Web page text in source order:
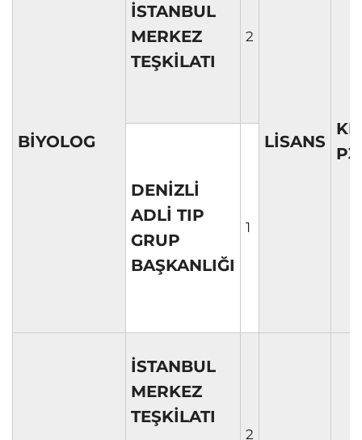
BİYOLOG
İSTANBUL
MERKEZ
TEŞKİLATI
2
LİSANS
P3
DENİZLİ
ADLİ TIP
GRUP
BAŞKANLIĞI
1
İSTANBUL
MERKEZ
TEŞKİLATI
2